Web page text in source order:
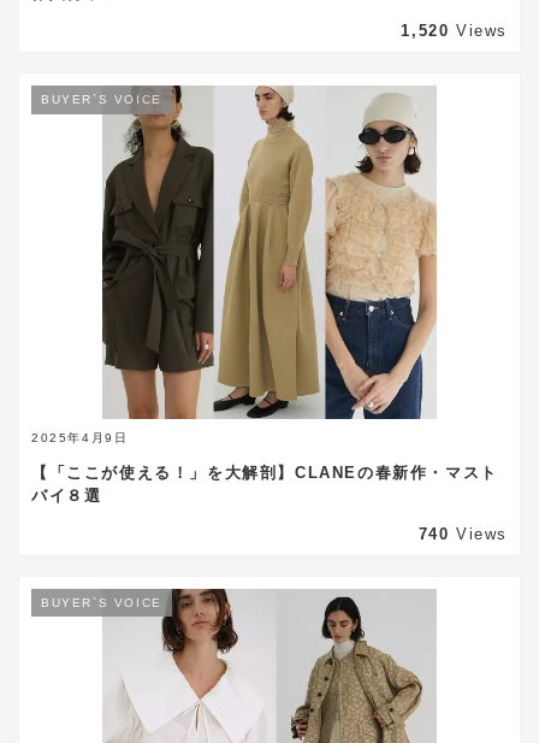
1,520 Views
2025年4月9日
BUYER`S VOICE
【「ここが使える！」を大解剖】CLANEの春新作・マスト
バイ８選
740 Views
BUYER`S VOICE